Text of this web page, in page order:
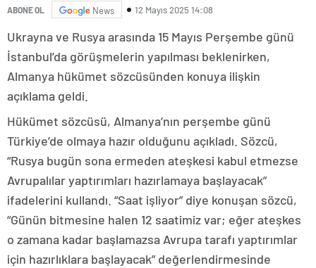
ABONE OL News 12 Mayıs 2025 14:08
Ukrayna ve Rusya arasında 15 Mayıs Perşembe günü
İstanbul’da görüşmelerin yapılması beklenirken,
Almanya hükümet sözcüsünden konuya ilişkin
açıklama geldi.
Hükümet sözcüsü, Almanya’nın perşembe günü
Türkiye’de olmaya hazır olduğunu açıkladı. Sözcü,
“Rusya bugün sona ermeden ateşkesi kabul etmezse
Avrupalılar yaptırımları hazırlamaya başlayacak”
ifadelerini kullandı. “Saat işliyor” diye konuşan sözcü,
“Günün bitmesine halen 12 saatimiz var; eğer ateşkes
o zamana kadar başlamazsa Avrupa tarafı yaptırımlar
için hazırlıklara başlayacak” değerlendirmesinde